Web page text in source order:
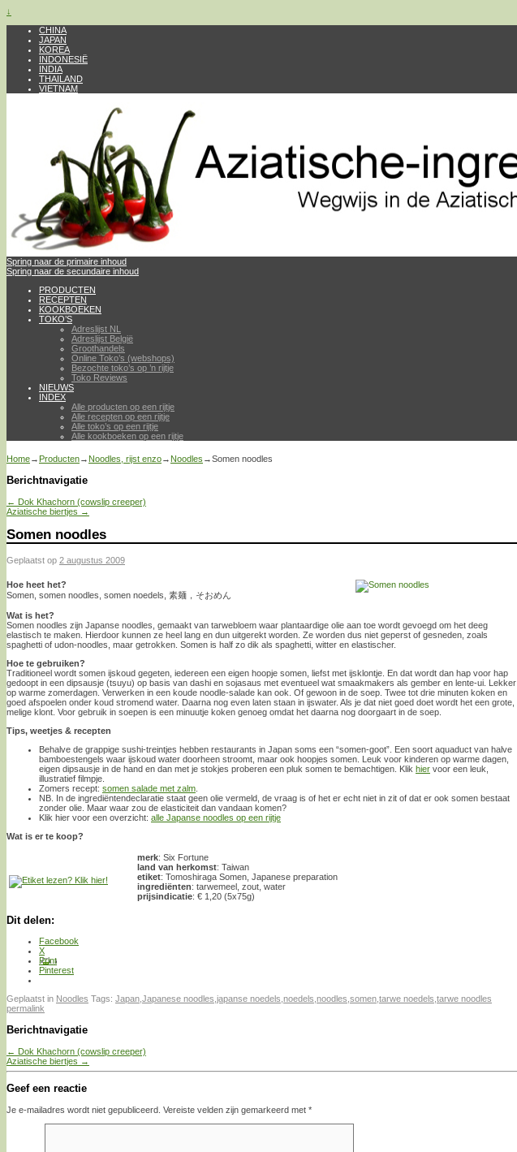
↓
CHINA
JAPAN
KOREA
INDONESIË
INDIA
THAILAND
VIETNAM
Spring naar de primaire inhoud
Spring naar de secundaire inhoud
PRODUCTEN
RECEPTEN
KOOKBOEKEN
TOKO’S
Adreslijst NL
Adreslijst België
Groothandels
Online Toko’s (webshops)
Bezochte toko’s op ’n rijtje
Toko Reviews
NIEUWS
INDEX
Alle producten op een rijtje
Alle recepten op een rijtje
Alle toko’s op een rijtje
Alle kookboeken op een rijtje
Home→ Producten→ Noodles, rijst enzo→ Noodles →Somen noodles
Berichtnavigatie
← Dok Khachorn (cowslip creeper)
Aziatische biertjes →
Somen noodles
Geplaatst op 2 augustus 2009
Hoe heet het?
Somen, somen noodles, somen noedels, 素麺，そおめん
Wat is het?
Somen noodles zijn Japanse noodles, gemaakt van tarwebloem waar plantaardige olie aan toe wordt gevoegd om het deeg
elastisch te maken. Hierdoor kunnen ze heel lang en dun uitgerekt worden. Ze worden dus niet geperst of gesneden, zoals
spaghetti of udon-noodles, maar getrokken. Somen is half zo dik als spaghetti, witter en elastischer.
Hoe te gebruiken?
Traditioneel wordt somen ijskoud gegeten, iedereen een eigen hoopje somen, liefst met ijsklontje. En dat wordt dan hap voor hap
gedoopt in een dipsausje (tsuyu) op basis van dashi en sojasaus met eventueel wat smaakmakers als gember en lente-ui. Lekker
op warme zomerdagen. Verwerken in een koude noodle-salade kan ook. Of gewoon in de soep. Twee tot drie minuten koken en
goed afspoelen onder koud stromend water. Daarna nog even laten staan in ijswater. Als je dat niet goed doet wordt het een grote,
melige klont. Voor gebruik in soepen is een minuutje koken genoeg omdat het daarna nog doorgaart in de soep.
Tips, weetjes & recepten
Behalve de grappige sushi-treintjes hebben restaurants in Japan soms een “somen-goot”. Een soort aquaduct van halve
bamboestengels waar ijskoud water doorheen stroomt, maar ook hoopjes somen. Leuk voor kinderen op warme dagen,
eigen dipsausje in de hand en dan met je stokjes proberen een pluk somen te bemachtigen. Klik hier voor een leuk,
illustratief filmpje.
Zomers recept: somen salade met zalm
NB. In de ingrediëntendeclaratie staat geen olie vermeld, de vraag is of het er echt niet in zit of dat er ook somen bestaat
zonder olie. Maar waar zou de elasticiteit dan vandaan komen?
Klik hier voor een overzicht: alle Japanse noodles op een rijtje
Wat is er te koop?
merk: Six Fortune
land van herkomst: Taiwan
etiket: Tomoshiraga Somen, Japanese preparation
ingrediënten: tarwemeel, zout, water
prijsindicatie: € 1,20 (5x75g)
Dit delen:
Facebook
X
Print
Pinterest
Geplaatst in Noodles Tags: Japan,Japanese noodles,japanse noedels,noedels,noodles,somen,tarwe noedels,tarwe noodles
permalink
Berichtnavigatie
← Dok Khachorn (cowslip creeper)
Aziatische biertjes →
Geef een reactie
Je e-mailadres wordt niet gepubliceerd. Vereiste velden zijn gemarkeerd met *